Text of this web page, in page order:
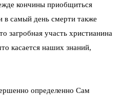
кончины приобщиться
самый день смерти также
загробная участь христианина
касается наших знаний,
определенно Сам